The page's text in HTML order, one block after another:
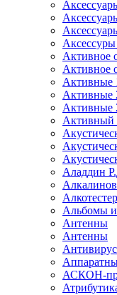
Активное
Активное
Активные
Активные
Активные
Активный
Аладдин
Альбомы
Антенны
Антенны
АСКОН-